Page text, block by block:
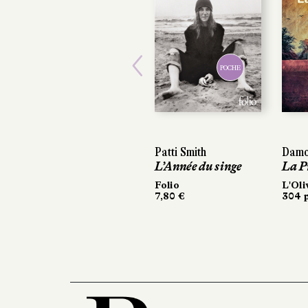
POCHE
Patti Smith
L’Année du singe
Folio
7,80 €
La
304
La
304
Previous